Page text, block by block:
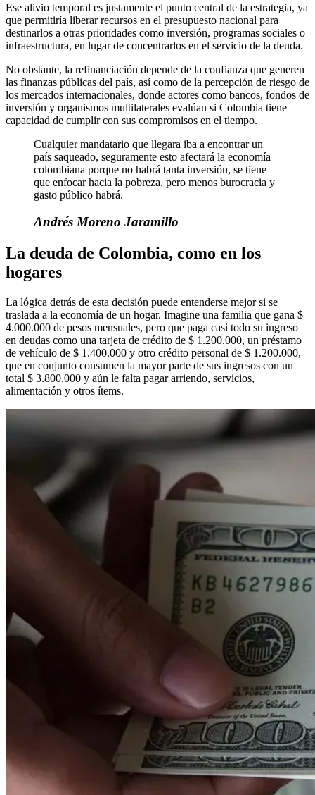
Ese alivio temporal es justamente el punto central de la estrategia, ya
que permitiría liberar recursos en el presupuesto nacional para
destinarlos a otras prioridades como inversión, programas sociales o
infraestructura, en lugar de concentrarlos en el servicio de la deuda.
No obstante, la refinanciación depende de la confianza que generen
las finanzas públicas del país, así como de la percepción de riesgo de
los mercados internacionales, donde actores como bancos, fondos de
inversión y organismos multilaterales evalúan si Colombia tiene
capacidad de cumplir con sus compromisos en el tiempo.
Cualquier mandatario que llegara iba a encontrar un
país saqueado, seguramente esto afectará la economía
colombiana porque no habrá tanta inversión, se tiene
que enfocar hacia la pobreza, pero menos burocracia y
gasto público habrá.
Andrés Moreno Jaramillo
La deuda de Colombia, como en los
hogares
La lógica detrás de esta decisión puede entenderse mejor si se
traslada a la economía de un hogar. Imagine una familia que gana $
4.000.000 de pesos mensuales, pero que paga casi todo su ingreso
en deudas como una tarjeta de crédito de $ 1.200.000, un préstamo
de vehículo de $ 1.400.000 y otro crédito personal de $ 1.200.000,
que en conjunto consumen la mayor parte de sus ingresos con un
total $ 3.800.000 y aún le falta pagar arriendo, servicios,
alimentación y otros ítems.